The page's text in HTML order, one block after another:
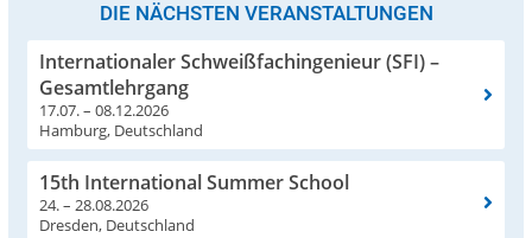
DIE NÄCHSTEN VERANSTALTUNGEN
Internationaler Schweißfachingenieur (SFI) –
Gesamtlehrgang
17.07. – 08.12.2026
Hamburg, Deutschland
15th International Summer School
24. – 28.08.2026
Dresden, Deutschland